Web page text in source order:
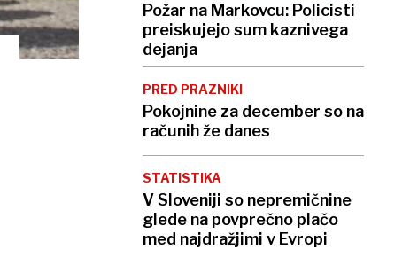
Požar na Markovcu: Policisti
preiskujejo sum kaznivega
dejanja
PRED PRAZNIKI
Pokojnine za december so na
računih že danes
STATISTIKA
V Sloveniji so nepremičnine
glede na povprečno plačo
med najdražjimi v Evropi